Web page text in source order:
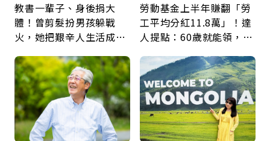
教書一輩子、身後捐大
體！曾剪髮扮男孩躲戰
火，她把艱辛人生活成風
福
勞動基金上半年賺翻「勞
工平均分紅11.8萬」！達
人提點：60歲就能領，重